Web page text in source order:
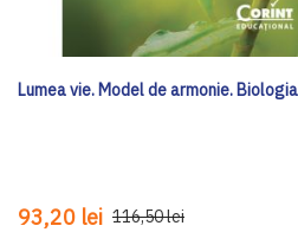
Lumea vie. Model de armonie.
93,20 lei 116,50 lei